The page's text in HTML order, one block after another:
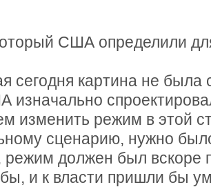
США определили
сегодня картина не была
изначально
изменить режим в этой
сценарию, нужно
режим должен был вскоре
и к власти пришли бы